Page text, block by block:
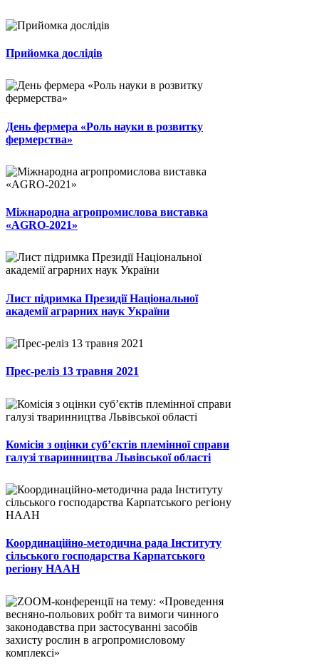
Прийомка дослідів
День фермера «Роль науки в розвитку
фермерства»
Міжнародна агропромислова виставка
«AGRO-2021»
Лист підримка Президії Національної
академії аграрних наук України
Прес-реліз 13 травня 2021
Комісія з оцінки суб’єктів племінної справи
галузі тваринництва Львівської області
Координаційно-методична рада Інституту
сільського господарства Карпатського
регіону НААН